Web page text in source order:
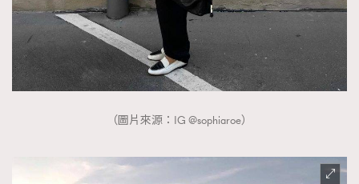
（圖片來源：IG @sophiaroe）